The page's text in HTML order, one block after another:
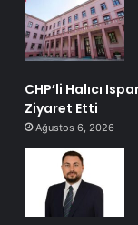
CHP’li Halıcı
Ziyaret Etti
Ağustos 6, 2026